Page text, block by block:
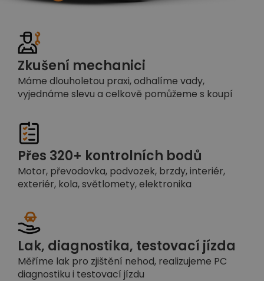
Zkušení mechanici
Máme dlouholetou praxi, odhalíme vady,
vyjednáme slevu a celkově pomůžeme s koupí
Přes 320+ kontrolních bodů
Motor, převodovka, podvozek, brzdy, interiér,
exteriér, kola, světlomety, elektronika
Lak, diagnostika, testovací jízda
Měříme lak pro zjištění nehod, realizujeme PC
diagnostiku i testovací jízdu